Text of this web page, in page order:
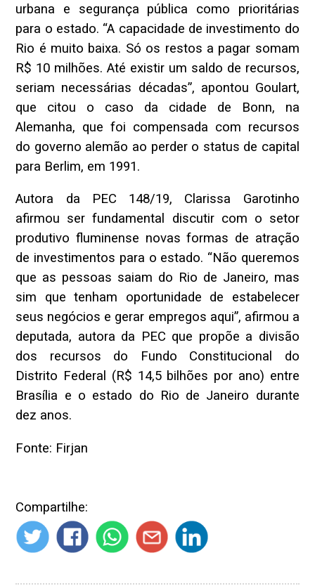
urbana e segurança pública como prioritárias
para o estado. “A capacidade de investimento do
Rio é muito baixa. Só os restos a pagar somam
R$ 10 milhões. Até existir um saldo de recursos,
seriam necessárias décadas”, apontou Goulart,
que citou o caso da cidade de Bonn, na
Alemanha, que foi compensada com recursos
do governo alemão ao perder o status de capital
para Berlim, em 1991.
Autora da PEC 148/19, Clarissa Garotinho
afirmou ser fundamental discutir com o setor
produtivo fluminense novas formas de atração
de investimentos para o estado. “Não queremos
que as pessoas saiam do Rio de Janeiro, mas
sim que tenham oportunidade de estabelecer
seus negócios e gerar empregos aqui”, afirmou a
deputada, autora da PEC que propõe a divisão
dos recursos do Fundo Constitucional do
Distrito Federal (R$ 14,5 bilhões por ano) entre
Brasília e o estado do Rio de Janeiro durante
dez anos.
Fonte: Firjan
Compartilhe: